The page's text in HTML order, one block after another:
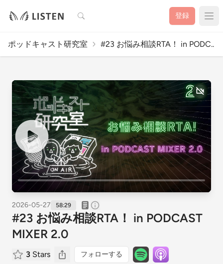
検索 登録
ポッドキャスト研究室 #23 お悩み相談RTA！ in PODC..
2026-05-27 58:29
#23 お悩み相談RTA！ in PODCAST
MIXER 2.0
3 Stars フォローする